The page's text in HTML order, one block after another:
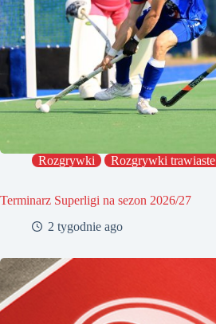
Rozgrywki Rozgrywki trawiaste
Terminarz Superligi na sezon 2026/27
2 tygodnie ago